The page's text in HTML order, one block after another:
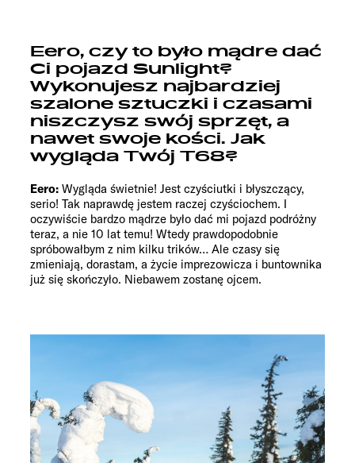
Eero, czy to było mądre dać
Ci pojazd Sunlight?
Wykonujesz najbardziej
szalone sztuczki i czasami
niszczysz swój sprzęt, a
nawet swoje kości. Jak
wygląda Twój T68?
Eero: Wygląda świetnie! Jest czyściutki i błyszczący,
serio! Tak naprawdę jestem raczej czyściochem. I
oczywiście bardzo mądrze było dać mi pojazd podróżny
teraz, a nie 10 lat temu! Wtedy prawdopodobnie
spróbowałbym z nim kilku trików… Ale czasy się
zmieniają, dorastam, a życie imprezowicza i buntownika
już się skończyło. Niebawem zostanę ojcem.